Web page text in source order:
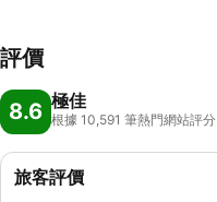
評價
8.6 極佳
根據 10,591 筆熱門網站評分
旅客評價